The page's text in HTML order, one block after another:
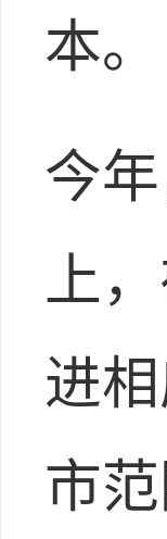
本。
今
上
进
市